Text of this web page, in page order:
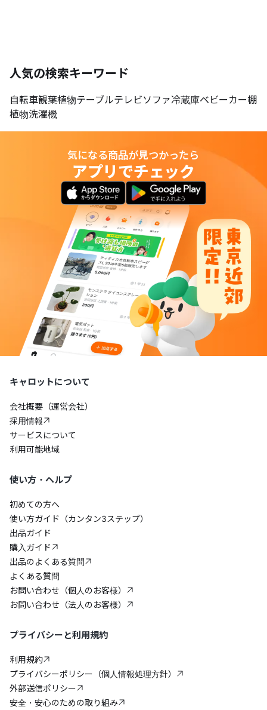
人気の検索キーワード
自転車観葉植物テーブルテレビソファ冷蔵庫ベビーカー棚
植物洗濯機
気になる商品が見つかったら
アプリでチェック
キャロットについて
会社概要（運営会社）
採用情報
サービスについて
利用可能地域
使い方・ヘルプ
初めての方へ
使い方ガイド（カンタン3ステップ）
出品ガイド
購入ガイド
出品のよくある質問
よくある質問
お問い合わせ（個人のお客様）
お問い合わせ（法人のお客様）
プライバシーと利用規約
利用規約
プライバシーポリシー（個人情報処理方針）
外部送信ポリシー
安全・安心のための取り組み